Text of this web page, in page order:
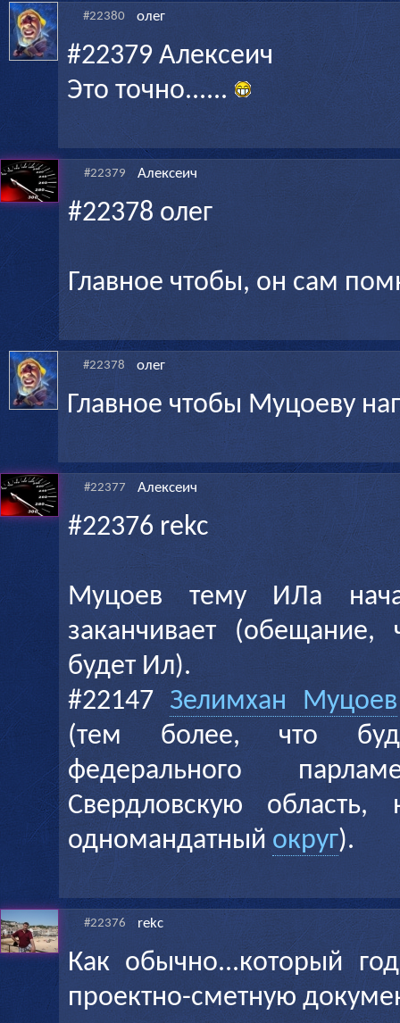
#22380 олег
#22379 Алексеич
Это точно......
#22379 Алексеич
#22378 олег
Главное чтобы, он сам
#22378 олег
Главное чтобы Муцоеву
#22377 Алексеич
#22376 rekc
Муцоев тему ИЛа
заканчивает (обещание,
будет Ил).
#22147Зелимхан Муцоев
(тем более, что
федерального
Свердловскую
одномандатный округ).
#22376 rekc
Как обычно...который
проектно-сметную